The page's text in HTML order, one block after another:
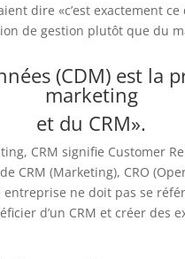
dire «c’est exactement ce
de gestion plutôt que du
(CDM) est la
marketing
et du CRM».
CRM signifie Customer
CRM (Marketing), CRO
entreprise ne doit pas se
d’un CRM et créer des